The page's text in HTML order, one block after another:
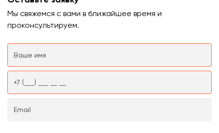
Мы свяжемся с вами в ближайшее время и
проконсультируем.